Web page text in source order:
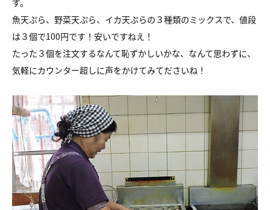
す。
魚天ぷら、野菜天ぷら、イカ天ぷらの３種類のミックスで、値段
は３個で100円です！安いですねえ！
たった３個を注文するなんて恥ずかしいかな、なんて思わずに、
気軽にカウンター超しに声をかけてみてださいね！